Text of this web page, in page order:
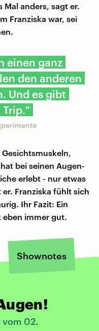
Mal anders, sagt er.
Franziska war, sei
einen ganz
den anderen
Und es gibt
Trip."
bei seinen Augen-
erlebt - nur etwas
Franziska fühlt sich
Ihr Fazit: Ein
eben immer gut.
Shownotes
vom 02.